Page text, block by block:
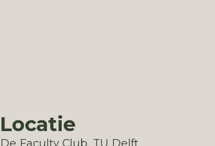
Locatie
De Faculty Club, TU Delft